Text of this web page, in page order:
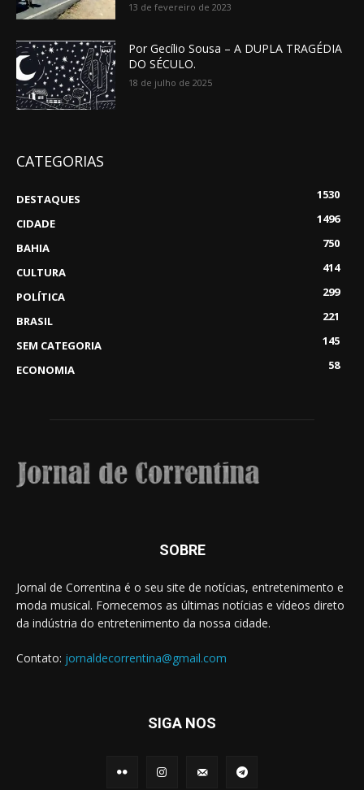
13 de fevereiro de 2023
Por Gecílio Sousa – A DUPLA TRAGÉDIA
DO SÉCULO.
18 de julho de 2025
CATEGORIAS
DESTAQUES
1530
CIDADE
1496
BAHIA
750
CULTURA
414
POLÍTICA
299
BRASIL
221
SEM CATEGORIA
145
ECONOMIA
58
SOBRE
Jornal de Correntina é o seu site de notícias, entretenimento e
moda musical. Fornecemos as últimas notícias e vídeos direto
da indústria do entretenimento da nossa cidade.
Contato: jornaldecorrentina@gmail.com
SIGA NOS